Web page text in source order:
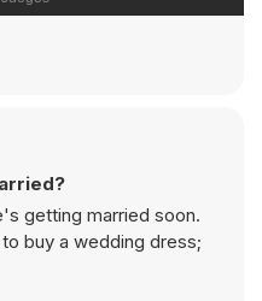
getting married soon.
buy a wedding dress;